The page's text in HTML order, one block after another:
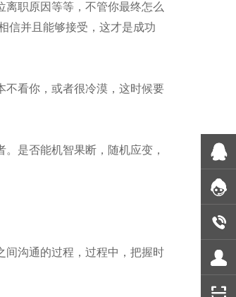
职原因等等，不管你最终怎么
信并且能够接受，这才是成功
不看你，或者很冷漠，这时候要
是否能机智果断，随机应变，
间沟通的过程，过程中，把握时